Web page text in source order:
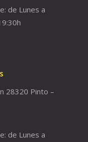
de Lunes a
28320 Pinto –
de Lunes a